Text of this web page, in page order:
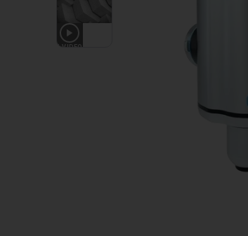
1 VIDEO